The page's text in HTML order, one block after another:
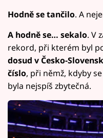
Hodně se tančilo. A
A hodně se… sekalo. V
rekord, při kterém byl
dosud v Česko-
číslo, při němž, kdyby
byla nejspíš zbytečná.